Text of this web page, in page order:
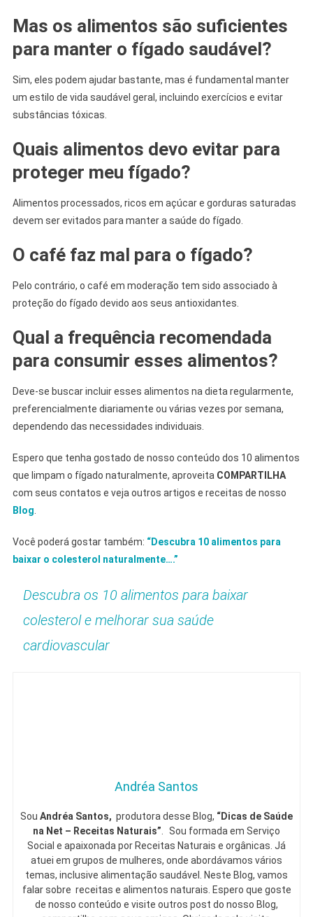
Mas os alimentos são suficientes
para manter o fígado saudável?
Sim, eles podem ajudar bastante, mas é fundamental manter
um estilo de vida saudável geral, incluindo exercícios e evitar
substâncias tóxicas.
Quais alimentos devo evitar para
proteger meu fígado?
Alimentos processados, ricos em açúcar e gorduras saturadas
devem ser evitados para manter a saúde do fígado.
O café faz mal para o fígado?
Pelo contrário, o café em moderação tem sido associado à
proteção do fígado devido aos seus antioxidantes.
Qual a frequência recomendada
para consumir esses alimentos?
Deve-se buscar incluir esses alimentos na dieta regularmente,
preferencialmente diariamente ou várias vezes por semana,
dependendo das necessidades individuais.
Espero que tenha gostado de nosso conteúdo dos 10 alimentos
que limpam o fígado naturalmente, aproveita COMPARTILHA
com seus contatos e veja outros artigos e receitas de nosso
Blog
Você poderá gostar também: “Descubra 10 alimentos para
baixar o colesterol naturalmente….”
Descubra os 10 alimentos para baixar
colesterol e melhorar sua saúde
cardiovascular
Andréa Santos
Sou Andréa Santos, produtora desse Blog, “Dicas de Saúde
na Net – Receitas Naturais” . Sou formada em Serviço
Social e apaixonada por Receitas Naturais e orgânicas. Já
atuei em grupos de mulheres, onde abordávamos vários
temas, inclusive alimentação saudável. Neste Blog, vamos
falar sobre receitas e alimentos naturais. Espero que goste
de nosso conteúdo e visite outros post do nosso Blog,